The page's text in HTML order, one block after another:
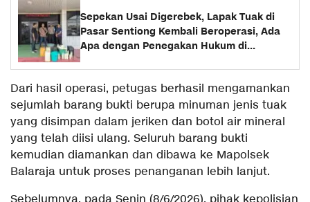
Sepekan Usai Digerebek, Lapak Tuak di
Pasar Sentiong Kembali Beroperasi, Ada
Apa dengan Penegakan Hukum di
Dari hasil operasi, petugas berhasil mengamankan
sejumlah barang bukti berupa minuman jenis tuak
yang disimpan dalam jeriken dan botol air mineral
yang telah diisi ulang. Seluruh barang bukti
kemudian diamankan dan dibawa ke Mapolsek
Balaraja untuk proses penanganan lebih lanjut.